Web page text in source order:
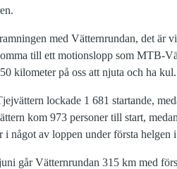
med Vätternrundan, det är
till ett motionslopp som MTB-
kilometer på oss att njuta och ha kul.
lockade 1 681 startande,
kom 973 personer till start,
i något av loppen under första helgen
går Vätternrundan 315 km med